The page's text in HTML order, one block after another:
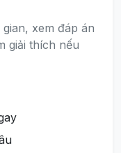
xem đáp án
giải thích nếu